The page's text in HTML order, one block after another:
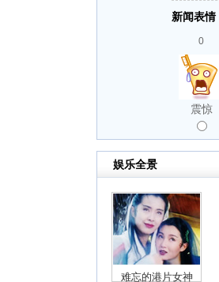
新闻表情
0
震惊